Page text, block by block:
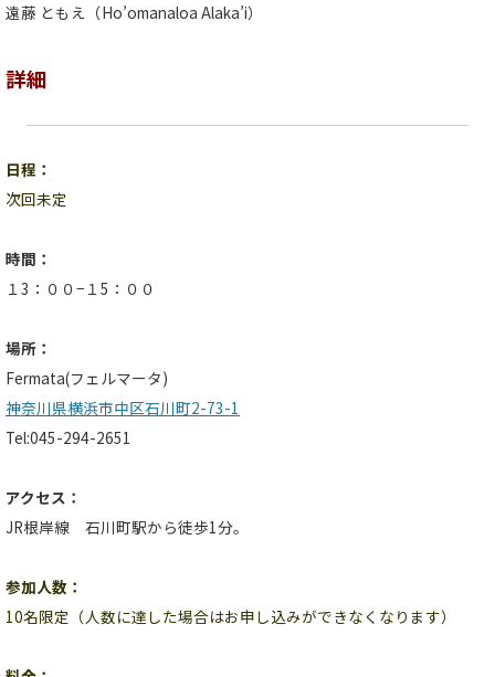
遠藤 ともえ（Ho’omanaloa Alaka’i）
詳細
日程：
次回未定
時間：
１3：００−１5：００
場所：
Fermata(フェルマータ)
神奈川県横浜市中区石川町2-73-1
Tel:045-294-2651
アクセス：
JR根岸線 石川町駅から徒歩1分。
参加人数：
10名限定 （人数に達した場合はお申し込みができなくなります）